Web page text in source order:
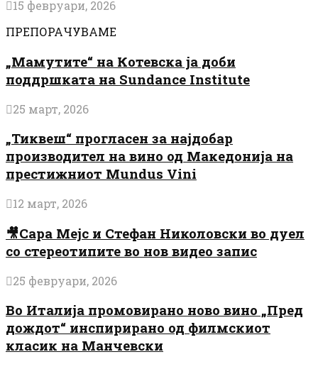
15 февруари, 2026
ПРЕПОРАЧУВАМЕ
„Мамутите“ на Котевска ја доби
поддршката на Sundance Institute
25 март, 2026
„Тиквеш“ прогласен за најдобар
производител на вино од Македонија на
престижниот Mundus Vini
12 март, 2026
🎥Сара Мејс и Стефан Николовски во дуел
со стереотипите во нов видео запис
25 февруари, 2026
Во Италија промовирано ново вино „Пред
дождот“ инспирирано од филмскиот
класик на Манчевски